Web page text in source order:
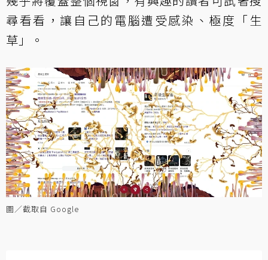
尋看看，讓自己的電腦遭受感染、極度「生
草」。
圖／截取自 Google